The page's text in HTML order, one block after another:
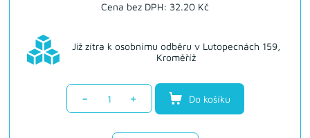
Cena bez DPH: 32.20 Kč
Již zítra k osobnímu odběru v Lutopecnách 159,
Kroměříž
- + Do košíku